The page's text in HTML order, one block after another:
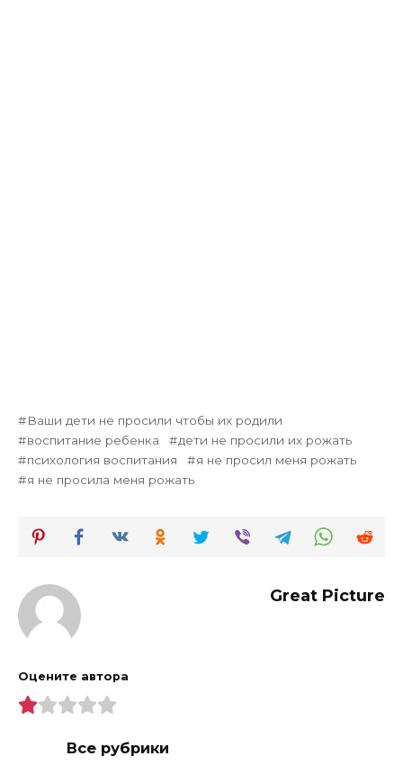
Ваши дети не просили чтобы их родили
воспитание ребенка
дети не просили их рожать
психология воспитания
я не просил меня рожать
я не просила меня рожать
Great Picture
Оцените автора
Все рубрики